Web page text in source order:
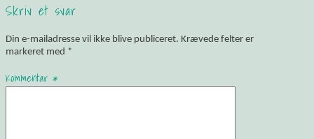
Skriv et svar
Din e-mailadresse vil ikke blive publiceret. Krævede felter er
markeret med *
Kommentar *